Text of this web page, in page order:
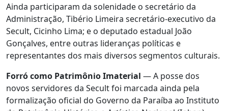
Ainda participaram da solenidade o secretário da
Administração, Tibério Limeira secretário-executivo da
Secult, Cicinho Lima; e o deputado estadual João
Gonçalves, entre outras lideranças políticas e
representantes dos mais diversos segmentos culturais.
Forró como Patrimônio Imaterial — A posse dos
novos servidores da Secult foi marcada ainda pela
formalização oficial do Governo da Paraíba ao Instituto